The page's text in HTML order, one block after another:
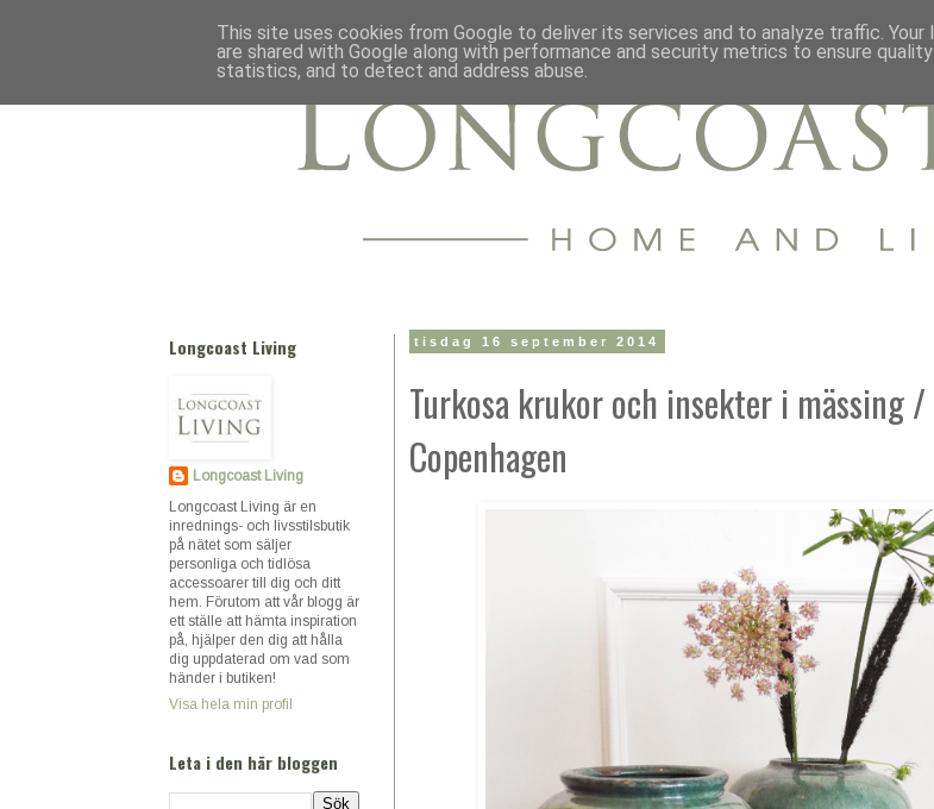
tisdag 16 september 2014
Turkosa krukor och insekter i mässing
Copenhagen
Longcoast Living
Longcoast Living
Longcoast Living är en
inrednings- och livsstilsbutik
på nätet som säljer
personliga och tidlösa
accessoarer till dig och ditt
hem. Förutom att vår blogg är
ett ställe att hämta inspiration
på, hjälper den dig att hålla
dig uppdaterad om vad som
händer i butiken!
Visa hela min profil
Leta i den här bloggen
This site uses cookies from Google to deliver its services and to analyze traffic. Your
are shared with Google along with performance and security metrics to ensure
statistics, and to detect and address abuse.